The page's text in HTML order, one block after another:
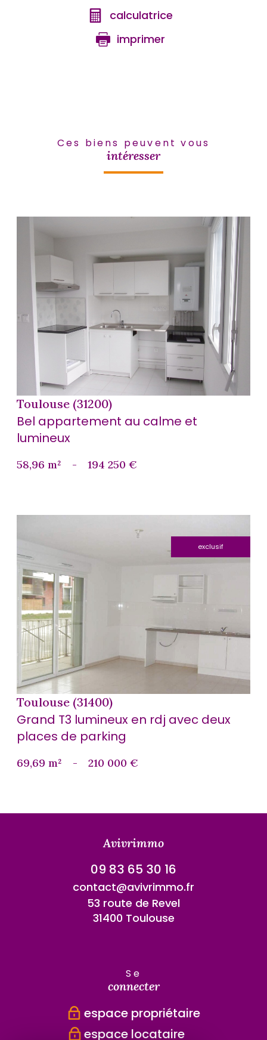
calculatrice
imprimer
Ces biens peuvent vous
intéresser
voir le bien
Toulouse (31200)
Bel appartement au calme et
lumineux
58,96 m² - 194 250 €
exclusif
voir le bien
Toulouse (31400)
Grand T3 lumineux en rdj avec deux
places de parking
69,69 m² - 210 000 €
Avivrimmo
09 83 65 30 16
contact@avivrimmo.fr
53 route de Revel
31400 Toulouse
se
connecter
espace propriétaire
espace locataire